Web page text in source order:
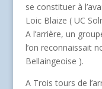
se constituer à
Loic Blaize ( UC
A l’arrière, un
l’on reconnaissait
Bellaingeoise ).
A Trois tours de